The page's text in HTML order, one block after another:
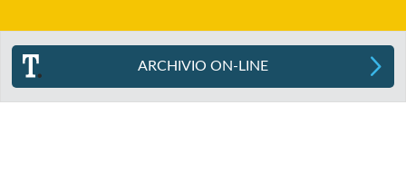
ARCHIVIO ON-LINE